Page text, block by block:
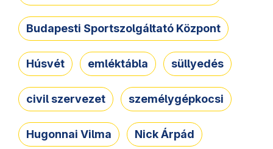
Budapesti Sportszolgáltató Központ
Húsvét emléktábla süllyedés
civil szervezet személygépkocsi
Hugonnai Vilma Nick Árpád